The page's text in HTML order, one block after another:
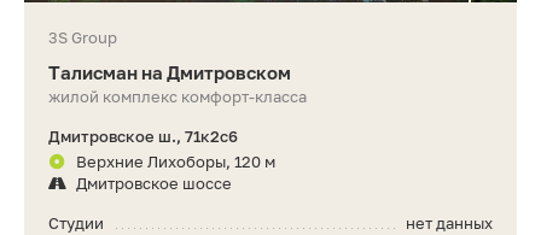
3S Group
Талисман на Дмитровском
жилой комплекс комфорт-класса
Дмитровское ш., 71к2с6
Верхние Лихоборы, 120 м
Дмитровское шоссе
нет данных
Студии